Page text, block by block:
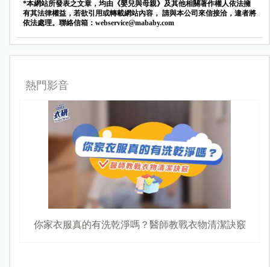
*本網站所發表之文章，均由《嬰兒與母親》及其他相關著作權人依法擁
有其法律權益，若欲引用或轉載網站內容， 請與本公司來信接洽，違者將
依法處理。聯絡信箱： webservice@mababy.com
包巾包法、哄睡祕技大公開！嬰兒室護
理長教你正確安撫寶寶
作者： 戴筠 | 發表日期：2020-11-11
收藏
包巾.睡眠、夜啼
當餵奶、按摩、洗溫水澡、開白噪音等各種安撫方
法都試過，寶寶仍然哭不停，該怎麼辦？嬰兒室護